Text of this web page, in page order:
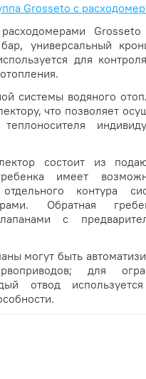
Grosseto с
универсальный
для
системы водяного
что позволяет
состоит из
имеет
контура
Обратная
с
могут быть
для
отвод используется